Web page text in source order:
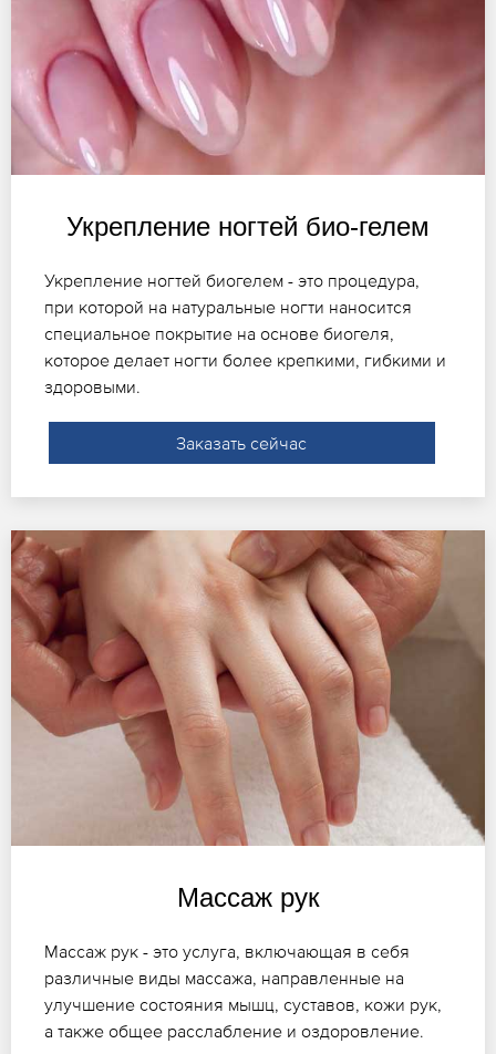
Укрепление ногтей био-гелем
Укрепление ногтей биогелем - это процедура,
при которой на натуральные ногти наносится
специальное покрытие на основе биогеля,
которое делает ногти более крепкими, гибкими и
здоровыми.
Заказать сейчас
Массаж рук
Массаж рук - это услуга, включающая в себя
различные виды массажа, направленные на
улучшение состояния мышц, суставов, кожи рук,
а также общее расслабление и оздоровление.